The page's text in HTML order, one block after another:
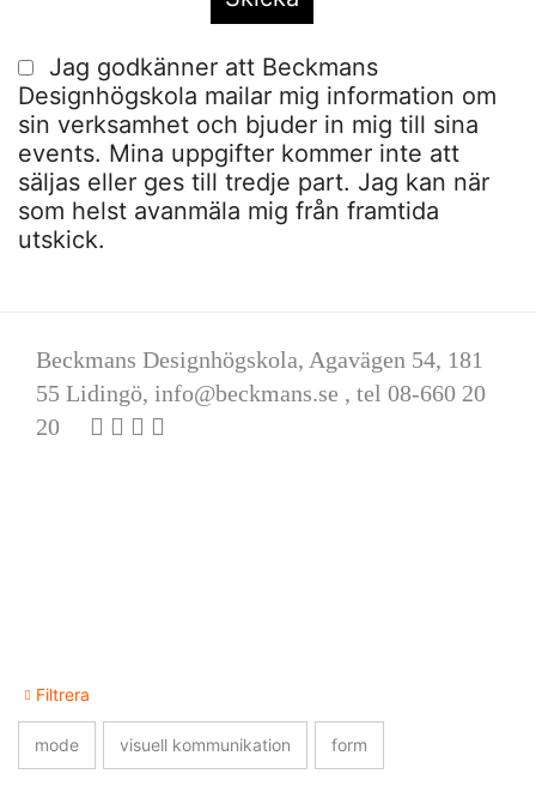
Jag godkänner att Beckmans
Designhögskola mailar mig information om
sin verksamhet och bjuder in mig till sina
events. Mina uppgifter kommer inte att
säljas eller ges till tredje part. Jag kan när
som helst avanmäla mig från framtida
utskick.
Beckmans Designhögskola, Agavägen 54, 181
55 Lidingö, info@beckmans.se , tel 08-660 20
20
Filtrera
mode visuell kommunikation form